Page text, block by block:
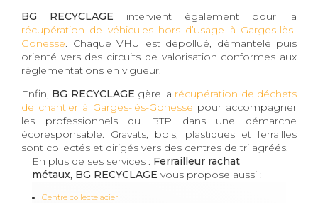
BG RECYCLAGE intervient également pour la
récupération de véhicules hors d’usage à Garges-lès-
Gonesse. Chaque VHU est dépollué, démantelé puis
orienté vers des circuits de valorisation conformes aux
réglementations en vigueur.
Enfin, BG RECYCLAGE gère la récupération de déchets
de chantier à Garges-lès-Gonesse pour accompagner
les professionnels du BTP dans une démarche
écoresponsable. Gravats, bois, plastiques et ferrailles
sont collectés et dirigés vers des centres de tri agréés.
En plus de ses services : Ferrailleur rachat
métaux, BG RECYCLAGE vous propose aussi :
Centre collecte acier